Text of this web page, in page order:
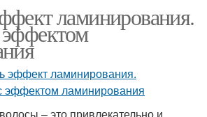
ламинирования.
– это привлекательно и